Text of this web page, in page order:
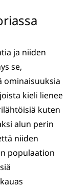
ja niiden
se,
ominaisuuksia
kieli lienee
kuten
alun perin
niiden
populaation